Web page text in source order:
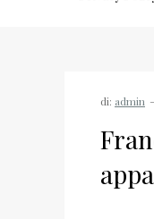
di: admin